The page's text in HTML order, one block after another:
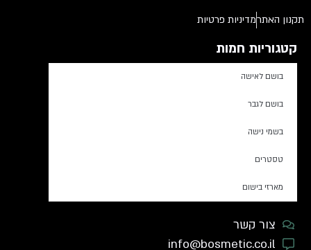
תקנון האתרמדיניות פרטיות
קטגוריות חמות
בושם לאישה
בושם לגבר
בשמי נישה
טסטרים
מארזי בישום
צור קשר
info@bosmetic.co.il